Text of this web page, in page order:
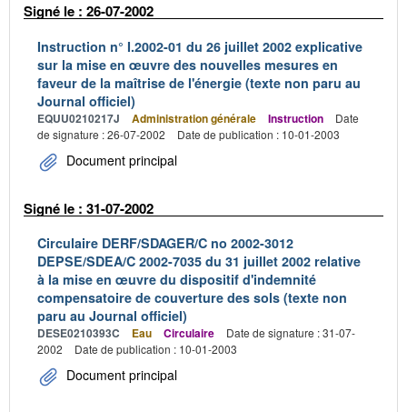
Signé le : 26-07-2002
Instruction n° I.2002-01 du 26 juillet 2002 explicative
sur la mise en œuvre des nouvelles mesures en
faveur de la maîtrise de l'énergie (texte non paru au
Journal officiel)
EQUU0210217J Administration générale Instruction
Date
de signature : 26-07-2002
Date de publication : 10-01-2003
Document principal
Signé le : 31-07-2002
Circulaire DERF/SDAGER/C no 2002-3012
DEPSE/SDEA/C 2002-7035 du 31 juillet 2002 relative
à la mise en œuvre du dispositif d'indemnité
compensatoire de couverture des sols (texte non
paru au Journal officiel)
DESE0210393C Eau Circulaire
Date de signature : 31-07-
2002
Date de publication : 10-01-2003
Document principal